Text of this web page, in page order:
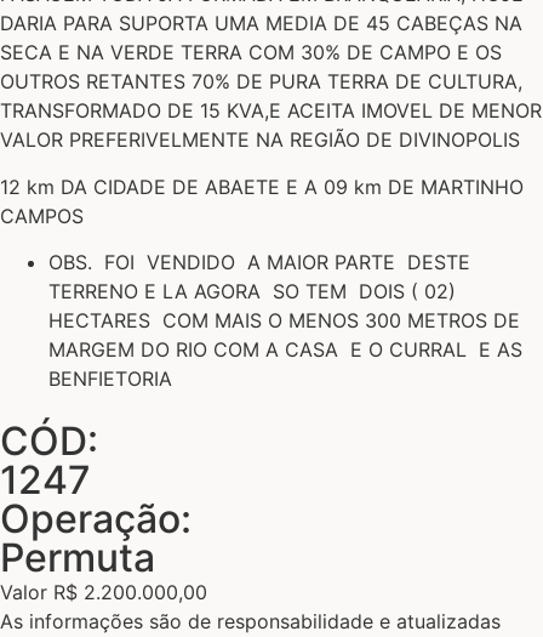
DARIA PARA SUPORTA UMA MEDIA DE 45 CABEÇAS NA
SECA E NA VERDE TERRA COM 30% DE CAMPO E OS
OUTROS RETANTES 70% DE PURA TERRA DE CULTURA,
TRANSFORMADO DE 15 KVA,E ACEITA IMOVEL DE MENOR
VALOR PREFERIVELMENTE NA REGIÃO DE DIVINOPOLIS
12 km DA CIDADE DE ABAETE E A 09 km DE MARTINHO
CAMPOS
OBS. FOI VENDIDO A MAIOR PARTE DESTE
TERRENO E LA AGORA SO TEM DOIS ( 02)
HECTARES COM MAIS O MENOS 300 METROS DE
MARGEM DO RIO COM A CASA E O CURRAL E AS
BENFIETORIA
CÓD:
1247
Operação:
Permuta
Valor R$ 2.200.000,00
As informações são de responsabilidade e atualizadas